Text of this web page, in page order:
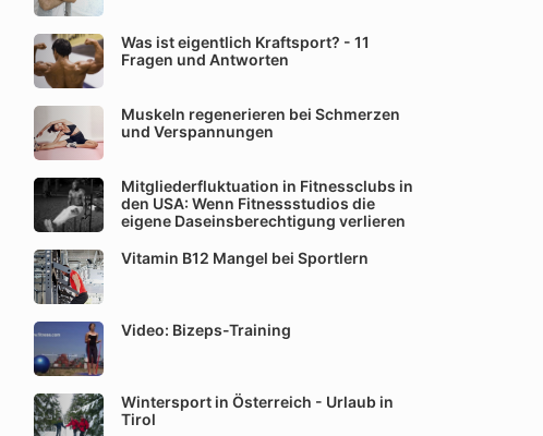
Was ist eigentlich Kraftsport? - 11
Fragen und Antworten
Muskeln regenerieren bei Schmerzen
und Verspannungen
Mitgliederfluktuation in Fitnessclubs in
den USA: Wenn Fitnessstudios die
eigene Daseinsberechtigung verlieren
Vitamin B12 Mangel bei Sportlern
Video: Bizeps-Training
Wintersport in Österreich - Urlaub in
Tirol